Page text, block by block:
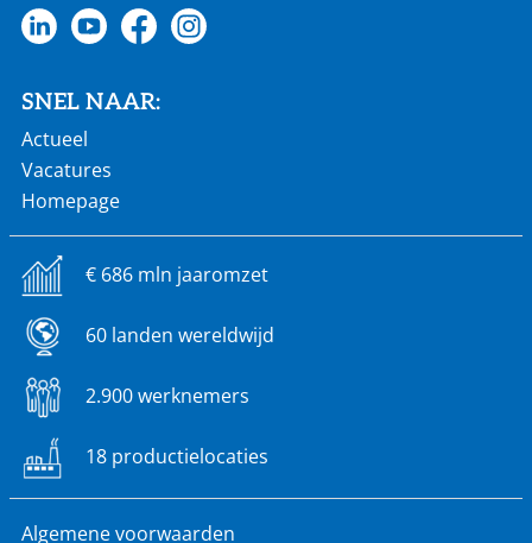
SNEL NAAR:
Actueel
Vacatures
Homepage
€ 686 mln jaaromzet
60 landen wereldwijd
2.900 werknemers
18 productielocaties
Algemene voorwaarden